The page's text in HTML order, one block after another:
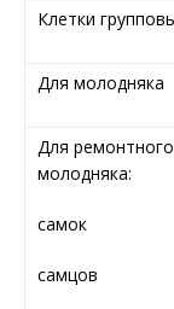
Клетки
Для молодняка
Для ремонтного
молодняка:
самок
самцов